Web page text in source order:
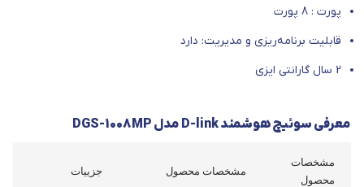
پورت : 8 پورت
قابلیت برنامه‌ریزی و مدیریت: دارد
2 سال گارانتی ایزی
معرفی سوئیچ هوشمند D-link مدل DGS-1008MP
مشخصات
محصول
مشخصات محصول جزییات